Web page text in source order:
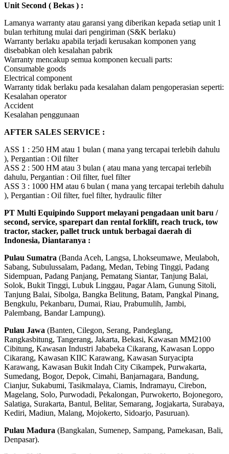
Unit Second ( Bekas ) :
Lamanya warranty atau garansi yang diberikan kepada setiap unit 1
bulan terhitung mulai dari pengiriman (S&K berlaku)
Warranty berlaku apabila terjadi kerusakan komponen yang
disebabkan oleh kesalahan pabrik
Warranty mencakup semua komponen kecuali parts:
Consumable goods
Electrical component
Warranty tidak berlaku pada kesalahan dalam pengoperasian seperti:
Kesalahan operator
Accident
Kesalahan penggunaan
AFTER SALES SERVICE :
ASS 1 : 250 HM atau 1 bulan ( mana yang tercapai terlebih dahulu
), Pergantian : Oil filter
ASS 2 : 500 HM atau 3 bulan ( atau mana yang tercapai terlebih
dahulu, Pergantian : Oil filter, fuel filter
ASS 3 : 1000 HM atau 6 bulan ( mana yang tercapai terlebih dahulu
), Pergantian : Oil filter, fuel filter, hydraulic filter
PT Multi Equipindo Support melayani pengadaan unit baru /
second, service, sparepart dan rental forklift, reach truck, tow
tractor, stacker, pallet truck untuk berbagai daerah di
Indonesia, Diantaranya :
Pulau Sumatra (Banda Aceh, Langsa, Lhokseumawe, Meulaboh,
Sabang, Subulussalam, Padang, Medan, Tebing Tinggi, Padang
Sidempuan, Padang Panjang, Pematang Siantar, Tanjung Balai,
Solok, Bukit Tinggi, Lubuk Linggau, Pagar Alam, Gunung Sitoli,
Tanjung Balai, Sibolga, Bangka Belitung, Batam, Pangkal Pinang,
Bengkulu, Pekanbaru, Dumai, Riau, Prabumulih, Jambi,
Palembang, Bandar Lampung).
Pulau Jawa (Banten, Cilegon, Serang, Pandeglang,
Rangkasbitung, Tangerang, Jakarta, Bekasi, Kawasan MM2100
Cibitung, Kawasan Industri Jababeka Cikarang, Kawasan Loppo
Cikarang, Kawasan KIIC Karawang, Kawasan Suryacipta
Karawang, Kawasan Bukit Indah City Cikampek, Purwakarta,
Sumedang, Bogor, Depok, Cimahi, Banjarnagara, Bandung,
Cianjur, Sukabumi, Tasikmalaya, Ciamis, Indramayu, Cirebon,
Magelang, Solo, Purwodadi, Pekalongan, Purwokerto, Bojonegoro,
Salatiga, Surakarta, Bantul, Belitar, Semarang, Jogjakarta, Surabaya,
Kediri, Madiun, Malang, Mojokerto, Sidoarjo, Pasuruan).
Pulau Madura (Bangkalan, Sumenep, Sampang, Pamekasan, Bali,
Denpasar).